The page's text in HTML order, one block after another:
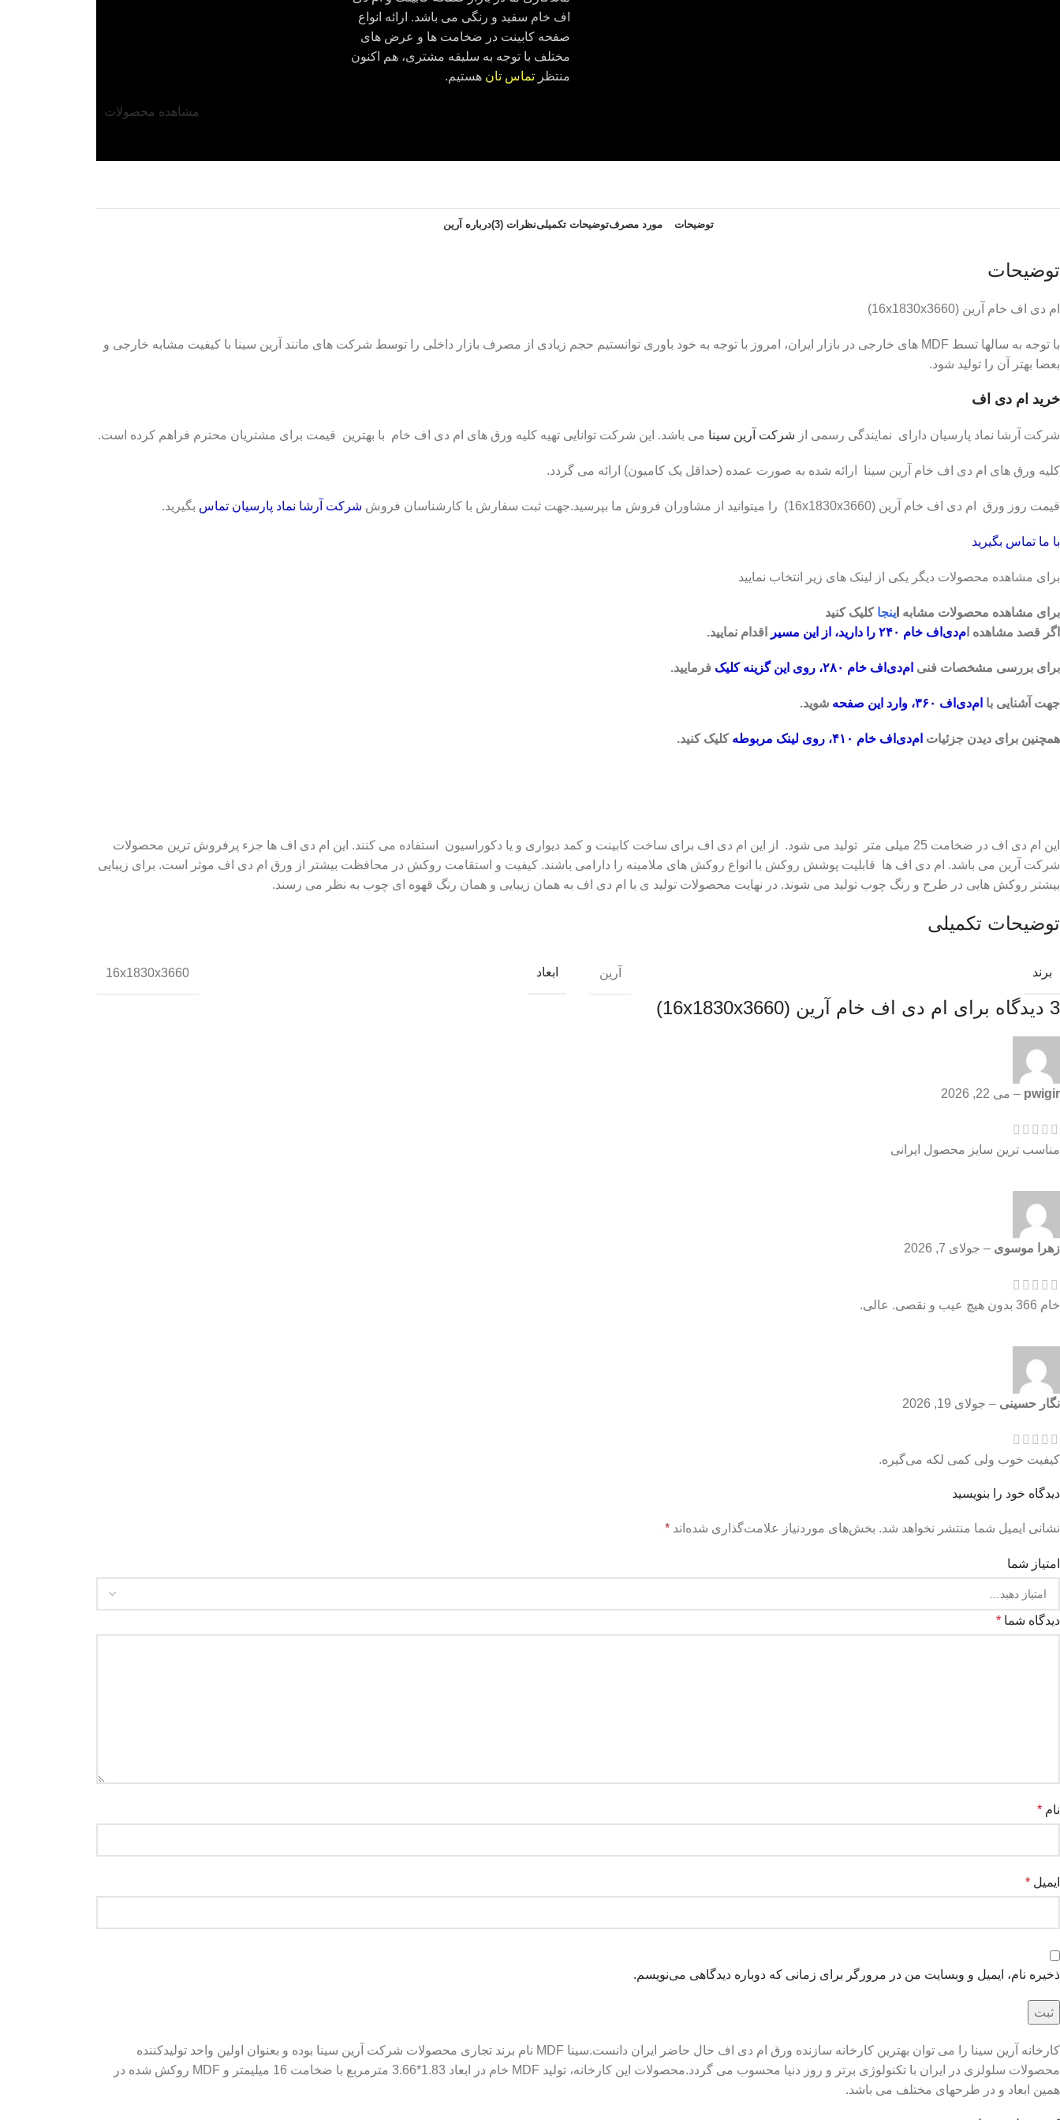
اف خام سفید و رنگی می باشد. ارائه انواع
صفحه کابینت در ضخامت ها و عرض های
مختلف با توجه به سلیقه مشتری، هم اکنون
منتظر تماس تان هستیم.
مشاهده محصولات
توضیحات مورد مصرفتوضیحات تکمیلینظرات (3) درباره آرین
توضیحات
ام دی اف خام آرین (16x1830x3660)
با توجه به سالها تسط MDF های خارجی در بازار ایران، امروز با توجه به خود باوری توانستیم حجم زیادی از مصرف بازار داخلی را توسط شرکت های مانند آرین سینا با کیفیت مشابه خارجی و
بعضا بهتر آن را تولید شود.
خرید ام دی اف
شرکت آرشا نماد پارسیان دارای نمایندگی رسمی از شرکت آرین سینا می باشد. این شرکت توانایی تهیه کلیه ورق های ام دی اف خام با بهترین قیمت برای مشتریان محترم فراهم کرده است.
کلیه ورق های ام دی اف خام آرین سینا ارائه شده به صورت عمده (حداقل یک کامیون) ارائه می گردد.
قیمت روز ورق ام دی اف خام آرین (16x1830x3660) را میتوانید از مشاوران فروش ما بپرسید.جهت ثبت سفارش با کارشناسان فروش شرکت آرشا نماد پارسیان تماس بگیرید.
با ما تماس بگیرید
برای مشاهده محصولات دیگر یکی از لینک های زیر انتخاب نمایید
برای مشاهده محصولات مشابه ینجا کلیک کنید
اگر قصد مشاهده ا م‌دی‌اف خام ۲۴۰ را دارید، از این مسیر اقدام نمایید.
برای بررسی مشخصات فنی ام‌دی‌اف خام ۲۸۰، روی این گزینه کلیک فرمایید.
جهت آشنایی با ام‌دی‌اف ۳۶۰، وارد این صفحه شوید.
همچنین برای دیدن جزئیات ام‌دی‌اف خام ۴۱۰، روی لینک مربوطه کلیک کنید.
این ام دی اف در ضخامت 25 میلی متر تولید می شود. از این ام دی اف برای ساخت کابینت و کمد دیواری و یا دکوراسیون استفاده می کنند. این ام دی اف ها جزء پرفروش ترین محصولات
شرکت آرین می باشد. ام دی اف ها قابلیت پوشش روکش با انواع روکش های ملامینه را دارامی باشند. کیفیت و استقامت روکش در محافظت بیشتر از ورق ام دی اف موثر است. برای زیبایی
بیشتر روکش هایی در طرح و رنگ چوب تولید می شوند. در نهایت محصولات تولید ی با ام دی اف به همان زیبایی و همان رنگ قهوه ای چوب به نظر می رسند.
توضیحات تکمیلی
برند آرین ابعاد 16x1830x3660
3 دیدگاه برای ام دی اف خام آرین (16x1830x3660)
pwigir
– می 22, 2026
مناسب ترین سایز محصول ایرانی
زهرا موسوی – جولای 7, 2026
خام 366 بدون هیچ عیب و نقصی. عالی.
نگار حسینی – جولای 19, 2026
کیفیت خوب ولی کمی لکه می‌گیره.
دیدگاه خود را بنویسید
نشانی ایمیل شما منتشر نخواهد شد. بخش‌های موردنیاز علامت‌گذاری شده‌اند *
امتیاز شما
دیدگاه شما *
نام *
ایمیل *
ذخیره نام، ایمیل و وبسایت من در مرورگر برای زمانی که دوباره دیدگاهی می‌نویسم.
کارخانه آرین سینا را می توان بهترین کارخانه سازنده ورق ام دی اف حال حاضر ایران دانست.سینا MDF نام برند تجاری محصولات شرکت آرین سینا بوده و بعنوان اولین واحد تولیدکننده
محصولات سلولزی در ایران با تکنولوژی برتر و روز دنیا محسوب می گردد.محصولات این کارخانه، تولید MDF خام در ابعاد 1.83*3.66 مترمربع با ضخامت 16 میلیمتر و MDF روکش شده در
همین ابعاد و در طرحهای مختلف می باشد.